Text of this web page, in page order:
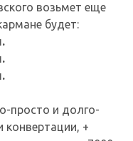
возьмет еще
будет:
просто и долго-
конвертации, +